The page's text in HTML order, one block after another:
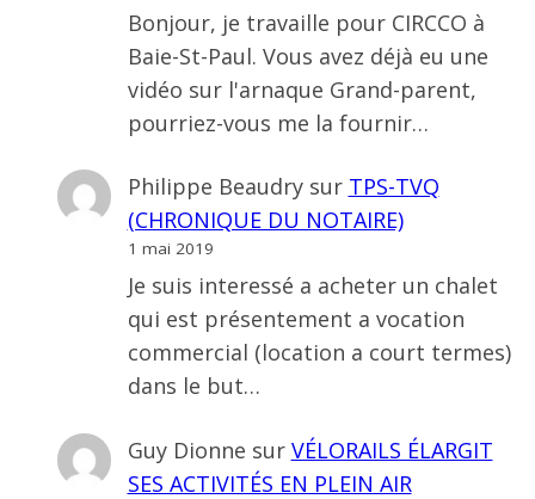
Bonjour, je travaille pour CIRCCO à
Baie-St-Paul. Vous avez déjà eu une
vidéo sur l'arnaque Grand-parent,
pourriez-vous me la fournir…
Philippe Beaudrysur TPS-TVQ
(CHRONIQUE DU NOTAIRE)
1 mai 2019
Je suis interessé a acheter un chalet
qui est présentement a vocation
commercial (location a court termes)
dans le but…
Guy Dionne sur VÉLORAILS ÉLARGIT
SES ACTIVITÉS EN PLEIN AIR